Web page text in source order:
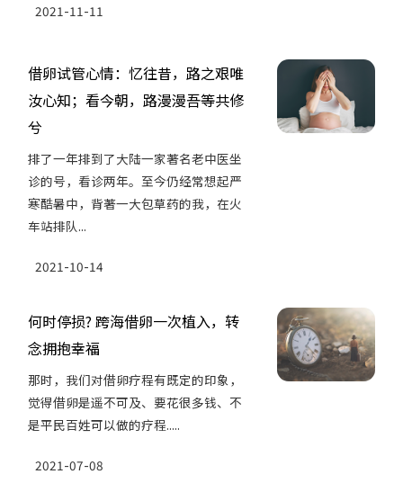
2021-11-11
借卵试管心情：忆往昔，路之艰唯
汝心知；看今朝，路漫漫吾等共修
兮
排了一年排到了大陆一家著名老中医坐
诊的号，看诊两年。至今仍经常想起严
寒酷暑中，背著一大包草药的我，在火
车站排队...
2021-10-14
何时停损? 跨海借卵一次植入，转
念拥抱幸福
那时，我们对借卵疗程有既定的印象，
觉得借卵是遥不可及、要花很多钱、不
是平民百姓可以做的疗程.....
2021-07-08